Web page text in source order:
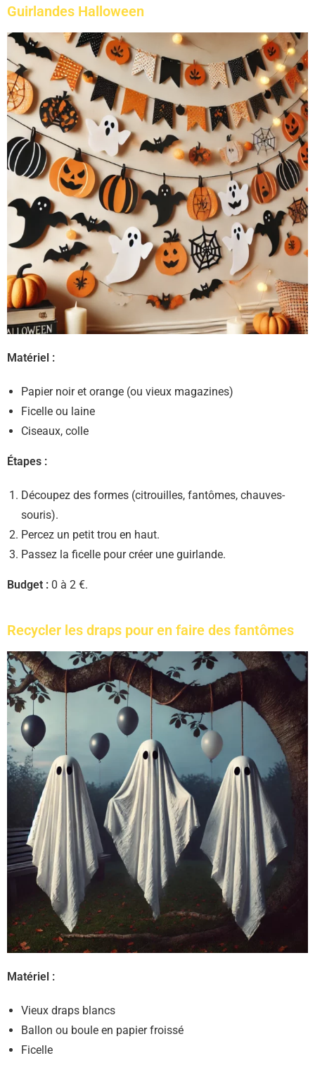
Guirlandes Halloween
Matériel :
Papier noir et orange (ou vieux magazines)
Ficelle ou laine
Ciseaux, colle
Étapes :
Découpez des formes (citrouilles, fantômes, chauves-
souris).
Percez un petit trou en haut.
Passez la ficelle pour créer une guirlande.
Budget : 0 à 2 €.
Recycler les draps pour en faire des fantômes
Matériel :
Vieux draps blancs
Ballon ou boule en papier froissé
Ficelle